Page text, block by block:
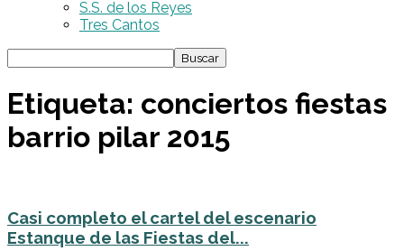
S.S. de los Reyes
Tres Cantos
Etiqueta: conciertos fiestas
barrio pilar 2015
Casi completo el cartel del escenario
Estanque de las Fiestas del...